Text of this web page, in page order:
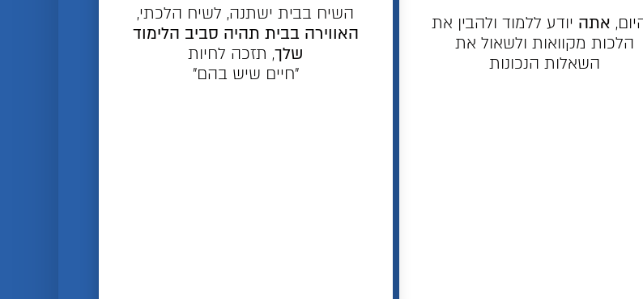
אתה יודע ללמוד ולהבין את
הלכות מקוואות ולשאול את
השאלות הנכונות
השיח בבית ישתנה, לשיח הלכתי,
האווירה בבית תהיה סביב הלימוד
שלך, תזכה לחיות
"חיים שיש בהם"